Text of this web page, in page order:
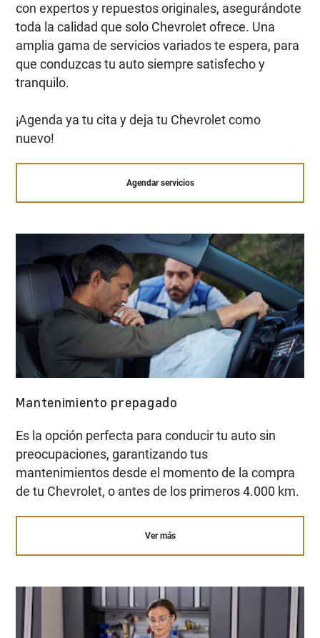
con expertos y repuestos originales, asegurándote
toda la calidad que solo Chevrolet ofrece. Una
amplia gama de servicios variados te espera, para
que conduzcas tu auto siempre satisfecho y
tranquilo.
¡Agenda ya tu cita y deja tu Chevrolet como
nuevo!
Agendar servicios
Mantenimiento prepagado
Es la opción perfecta para conducir tu auto sin
preocupaciones, garantizando tus
mantenimientos desde el momento de la compra
de tu Chevrolet, o antes de los primeros 4.000 km.
Ver más